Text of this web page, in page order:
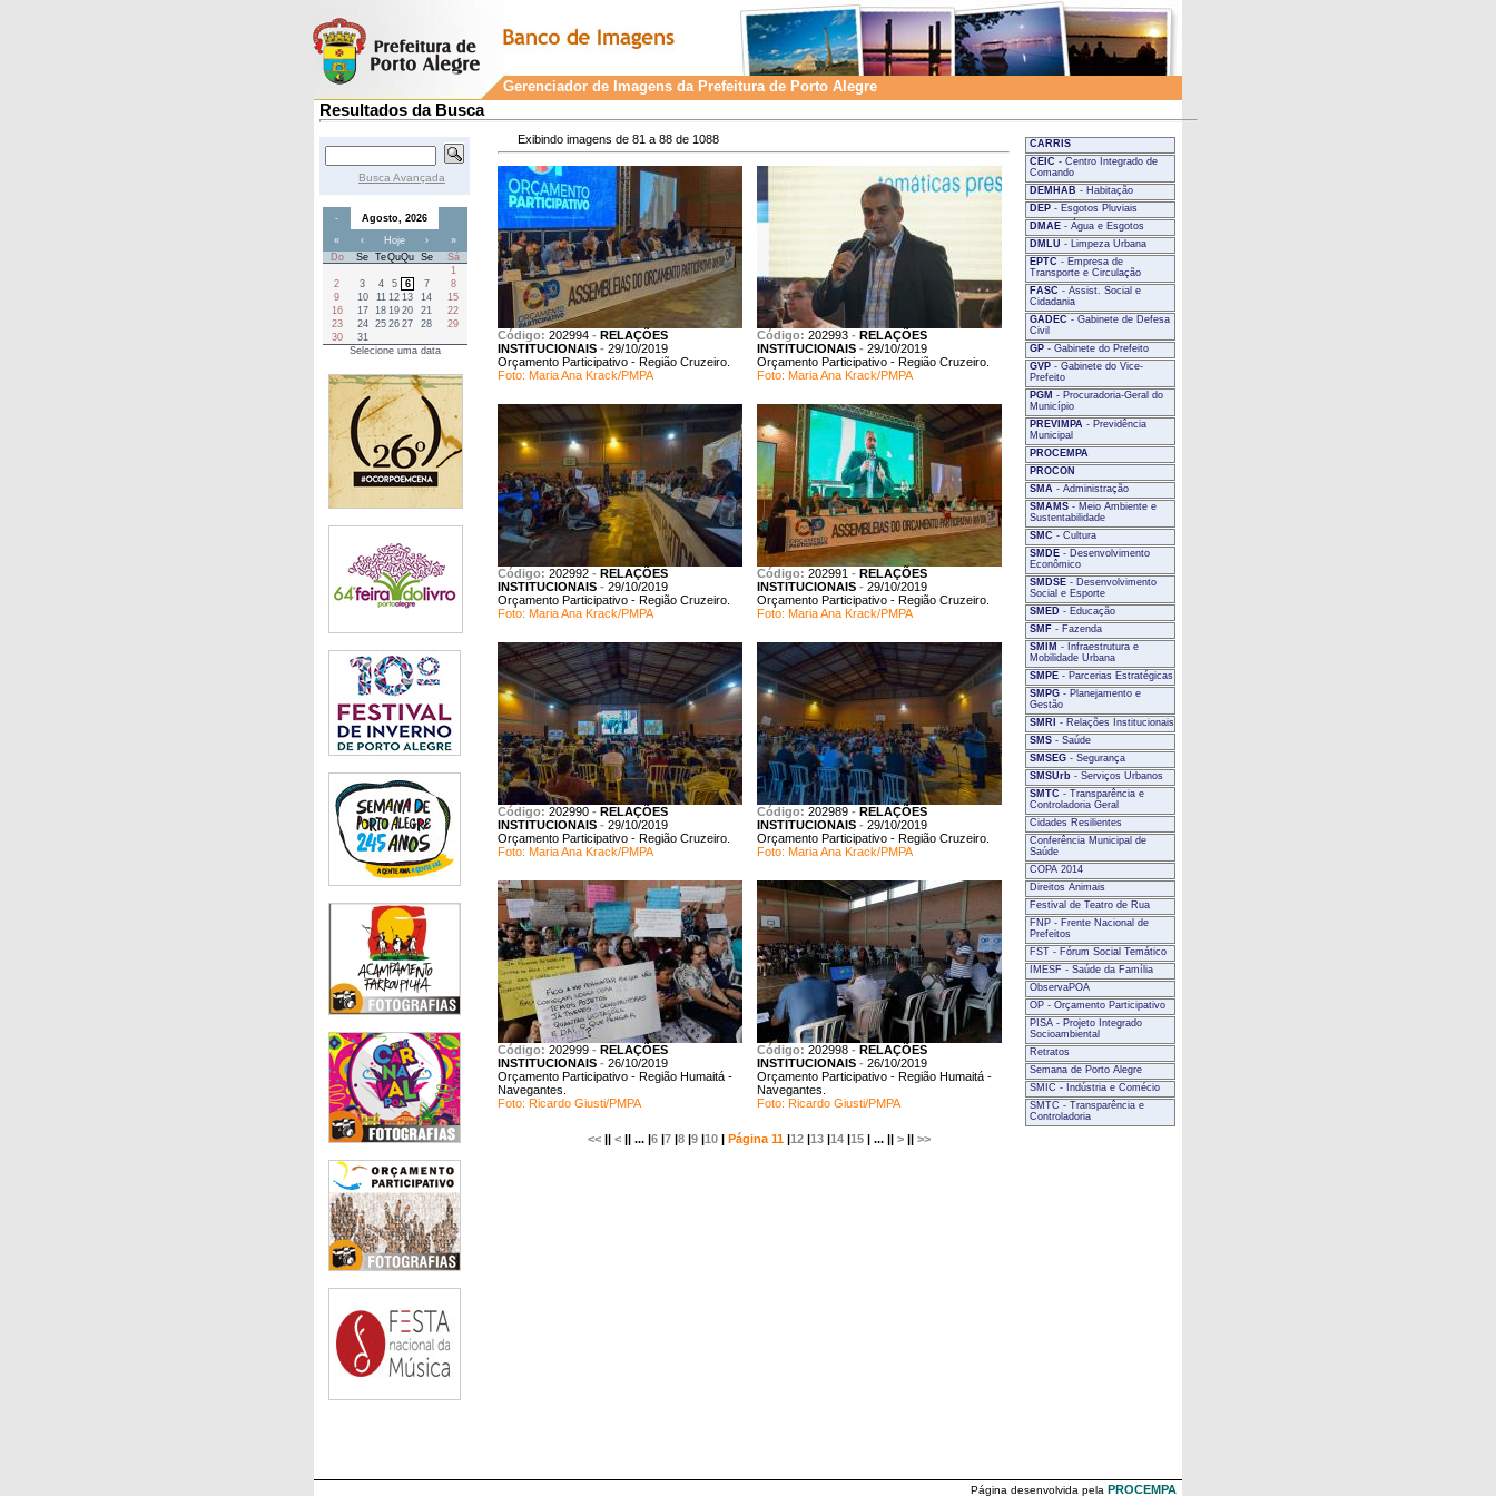
Gerenciador de Imagens da Prefeitura de Porto Alegre
Resultados da Busca
CARRIS
CEIC - Centro Integrado de
Comando
DEMHAB - Habitação
DEP - Esgotos Pluviais
DMAE - Água e Esgotos
DMLU - Limpeza Urbana
EPTC - Empresa de
Transporte e Circulação
FASC - Assist. Social e
Cidadania
GADEC - Gabinete de Defesa
Civil
GP - Gabinete do Prefeito
GVP - Gabinete do Vice-
Prefeito
PGM - Procuradoria-Geral do
Município
PREVIMPA - Previdência
Municipal
PROCEMPA
PROCON
SMA - Administração
SMAMS - Meio Ambiente e
Sustentabilidade
SMC - Cultura
SMDE - Desenvolvimento
Econômico
SMDSE - Desenvolvimento
Social e Esporte
SMED - Educação
SMF - Fazenda
SMIM - Infraestrutura e
Mobilidade Urbana
SMPE - Parcerias Estratégicas
SMPG - Planejamento e
Gestão
SMRI
- Relações Institucionais
SMS - Saúde
SMSEG - Segurança
SMSUrb - Serviços Urbanos
SMTC - Transparência e
Controladoria Geral
Cidades Resilientes
Conferência Municipal de
Saúde
COPA 2014
Direitos Animais
Festival de Teatro de Rua
FNP - Frente Nacional de
Prefeitos
FST - Fórum Social Temático
IMESF - Saúde da Família
ObservaPOA
OP - Orçamento Participativo
PISA - Projeto Integrado
Socioambiental
Retratos
Semana de Porto Alegre
SMIC - Indústria e Comécio
SMTC - Transparência e
Controladoria
Exibindo imagens de 81 a 88 de 1088
Código: 202994 - RELAÇÕES
INSTITUCIONAIS - 29/10/2019
Orçamento Participativo - Região Cruzeiro.
Foto: Maria Ana Krack/PMPA
Código: 202993 - RELAÇÕES
INSTITUCIONAIS - 29/10/2019
Orçamento Participativo - Região Cruzeiro.
Foto: Maria Ana Krack/PMPA
Código: 202992 - RELAÇÕES
INSTITUCIONAIS - 29/10/2019
Orçamento Participativo - Região Cruzeiro.
Foto: Maria Ana Krack/PMPA
Código: 202991 - RELAÇÕES
INSTITUCIONAIS - 29/10/2019
Orçamento Participativo - Região Cruzeiro.
Foto: Maria Ana Krack/PMPA
Código: 202990 - RELAÇÕES
INSTITUCIONAIS - 29/10/2019
Orçamento Participativo - Região Cruzeiro.
Foto: Maria Ana Krack/PMPA
Código: 202989 - RELAÇÕES
INSTITUCIONAIS - 29/10/2019
Orçamento Participativo - Região Cruzeiro.
Foto: Maria Ana Krack/PMPA
Código: 202999 - RELAÇÕES
INSTITUCIONAIS - 26/10/2019
Orçamento Participativo - Região Humaitá -
Navegantes.
Foto: Ricardo Giusti/PMPA
Código: 202998 - RELAÇÕES
INSTITUCIONAIS - 26/10/2019
Orçamento Participativo - Região Humaitá -
Navegantes.
Foto: Ricardo Giusti/PMPA
<<|| <|| ... |6|7|8|9|10|Página 11 |12|13|14|15| ... || > || >>
Busca Avançada
Página desenvolvida pela PROCEMPA
-
Agosto, 2026
«
‹ Hoje ›
»
Do
Se TeQuQu Se
Sá
1
2
3 4 5 6 7
8
9
10 11 12 13 14
15
16
17 18 19 20 21
22
23
24 25 26 27 28
29
30
31
Selecione uma data